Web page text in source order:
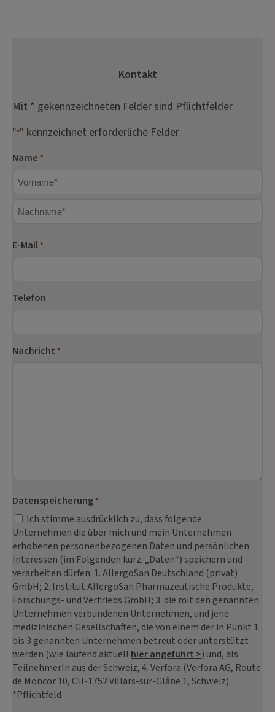
Kontakt
Mit * gekennzeichneten Felder sind Pflichtfelder
"*" kennzeichnet erforderliche Felder
Name *
E-Mail *
Telefon
Nachricht *
Datenspeicherung *
Ich stimme ausdrücklich zu, dass folgende
Unternehmen die über mich und mein Unternehmen
erhobenen personenbezogenen Daten und persönlichen
Interessen (im Folgenden kurz: „Daten“) speichern und
verarbeiten dürfen: 1. AllergoSan Deutschland (privat)
GmbH; 2. Institut AllergoSan Pharmazeutische Produkte,
Forschungs- und Vertriebs GmbH; 3. die mit den genannten
Unternehmen verbundenen Unternehmen, und jene
medizinischen Gesellschaften, die von einem der in Punkt 1
bis 3 genannten Unternehmen betreut oder unterstützt
werden (wie laufend aktuell hier angeführt >) und, als
TeilnehmerIn aus der Schweiz, 4. Verfora (Verfora AG, Route
de Moncor 10, CH-1752 Villars-sur-Glâne 1, Schweiz).
*Pflichtfeld